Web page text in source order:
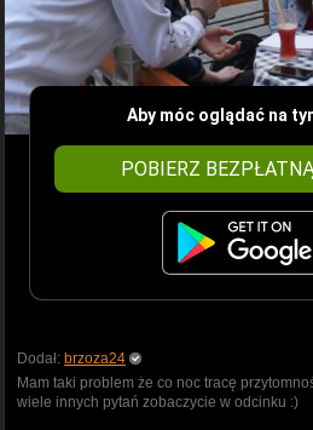
Aby móc oglądać na
POBIERZ
Dodał: brzoza24
Mam taki problem że co noc tracę
wiele innych pytań zobaczycie w odcinku :)